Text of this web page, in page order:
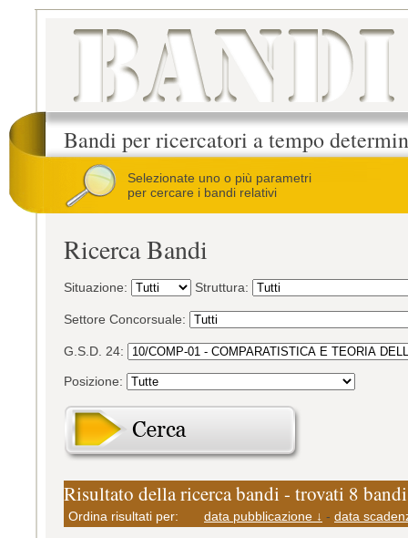
Bandi per ricercatori a tempo
Selezionate uno o più parametri
per cercare i bandi relativi
Ricerca Bandi
Situazione: Struttura:
Settore Concorsuale:
G.S.D. 24:
Posizione:
Risultato della ricerca bandi - trovati 8 bandi
Ordina risultati per: data pubblicazione ↓ - data